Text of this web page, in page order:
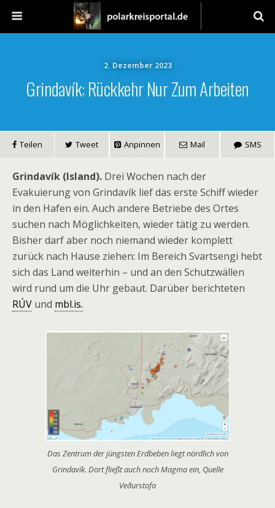
2. Dezember 2023
Grindavík: Rückkehr Nur Zum Arbeiten
Teilen Tweet Anpinnen Mail SMS
Grindavík (Island). Drei Wochen nach der
Evakuierung von Grindavík lief das erste Schiff wieder
in den Hafen ein. Auch andere Betriebe des Ortes
suchen nach Möglichkeiten, wieder tätig zu werden.
Bisher darf aber noch niemand wieder komplett
zurück nach Hause ziehen: Im Bereich Svartsengi hebt
sich das Land weiterhin – und an den Schutzwällen
wird rund um die Uhr gebaut. Darüber berichteten
RÚV und mbl.is.
Das Zentrum der jüngsten Erdbeben liegt nördlich von
Grindavík. Dort fließt auch noch Magma ein, Quelle
Veðurstofa